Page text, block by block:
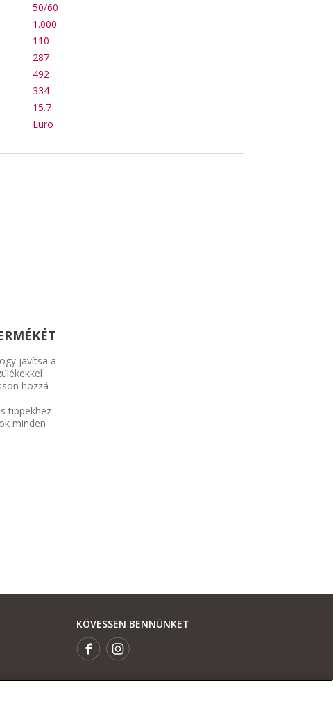
50/60
1.000
110
287
492
334
15.7
Euro
javítsa a
hozzá
tippekhez
minden
KÖVESSEN BENNÜNKET